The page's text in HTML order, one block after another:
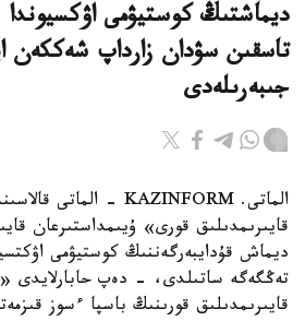
ديماشتىڭ كوستيۋمى
تاسقىن سۋدان زارداپ شەككەن
جىبەرىلەدى
قايىرىمدىلىق قورى» ۇيىمداستىرعان
قايىرىمدىلىق قورىنىڭ باسپا ءسوز